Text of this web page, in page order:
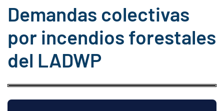
Demandas colectivas
por incendios forestales
del LADWP